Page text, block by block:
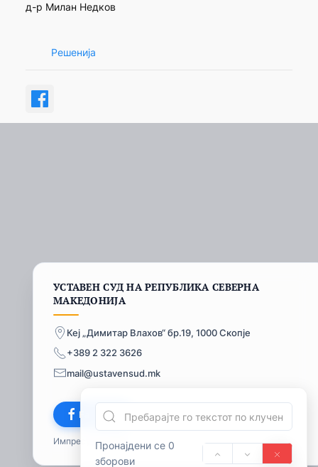
Пронајдени се 0
зборови
д-р Милан Недков
Решенија
УСТАВЕН СУД НА РЕПУБЛИКА СЕВЕРНА
МАКЕДОНИЈА
Кеј „Димитар Влахов“ бр.19, 1000 Скопје
+389 2 322 3626
mail@ustavensud.mk
Facebook
Импресум© 2026